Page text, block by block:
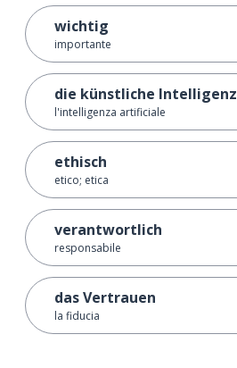
wichtig
importante
die künstliche Intelligenz
l'intelligenza artificiale
ethisch
etico; etica
verantwortlich
responsabile
das Vertrauen
la fiducia